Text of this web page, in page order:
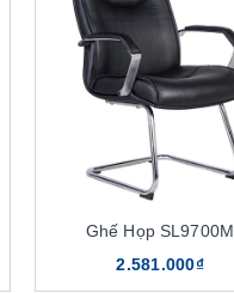
Ghế Họp SL9700M
2.581.000₫